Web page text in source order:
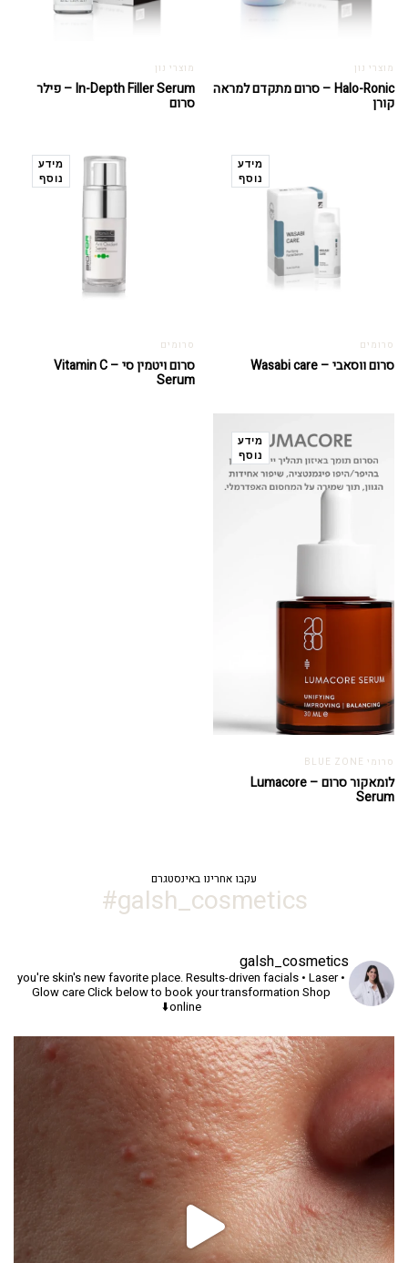
מוצרי נון
Halo-Ronic – סרום מתקדם למראה
קורן
מוצרי נון
In-Depth Filler Serum – פילר
סרום
מידע
נוסף
סרומים
סרום ווסאבי – Wasabi care
מידע
נוסף
סרומים
סרום ויטמין סי – Vitamin C
Serum
מידע
נוסף
סרומי BLUE ZONE
לומאקור סרום – Lumacore
Serum
עקבו אחרינו באינסטגרם
galsh_cosmetics#
galsh_cosmetics
you're skin's new favorite place.Results-driven facials • Laser •
Glow careClick below to book your transformation Shop
online⬇️